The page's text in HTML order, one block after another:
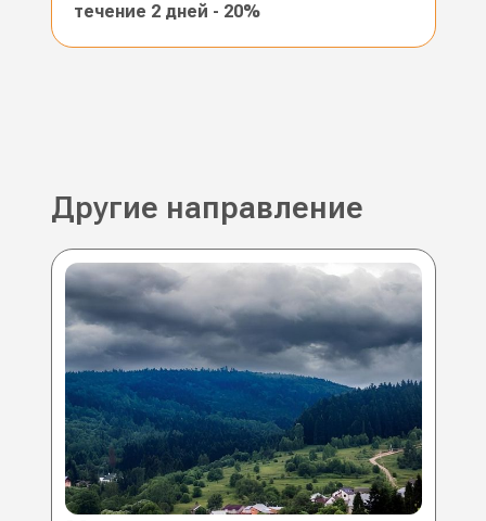
течение 2 дней - 20%
Другие направление